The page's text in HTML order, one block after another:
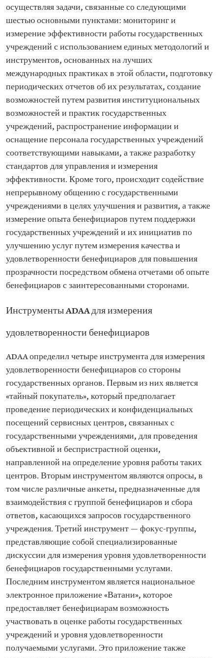
осуществляя задачи, связанные со следующими
шестью основными пунктами: мониторинг и
измерение эффективности работы государственных
учреждений с использованием единых методологий и
инструментов, основанных на лучших
международных практиках в этой области, подготовку
периодических отчетов об их результатах, создание
возможностей путем развития институциональных
возможностей и практик государственных
учреждений, распространение информации и
оснащение персонала государственных учреждений
соответствующими навыками, а также разработку
стандартов для управления и измерения
эффективности. Кроме того, происходит содействие
непрерывному общению с государственными
учреждениями в целях улучшения и развития, а также
измерение опыта бенефициаров путем поддержки
государственных учреждений и их инициатив по
улучшению услуг путем измерения качества и
удовлетворенности бенефициаров для повышения
прозрачности посредством обмена отчетами об опыте
бенефициаров с заинтересованными сторонами.
Инструменты ADAA для измерения
удовлетворенности бенефициаров
ADAA определил четыре инструмента для измерения
удовлетворенности бенефициаров со стороны
государственных органов. Первым из них является
«тайный покупатель», который предполагает
проведение периодических и конфиденциальных
посещений сервисных центров, связанных с
государственными учреждениями, для проведения
объективной и беспристрастной оценки,
направленной на определение уровня работы таких
центров. Вторым инструментом являются опросы, в
том числе различные анкеты, предназначенные для
взаимодействия с группой бенефициаров и сбора
ответов, касающихся запросов государственного
учреждения. Третий инструмент — фокус-группы,
представляющие собой специализированные
дискуссии для измерения уровня удовлетворенности
бенефициаров государственными услугами.
Последним инструментом является национальное
электронное приложение «Ватани», которое
предоставляет бенефициарам возможность
участвовать в оценке работы государственных
учреждений и уровня удовлетворенности
получаемыми услугами. Это приложение также